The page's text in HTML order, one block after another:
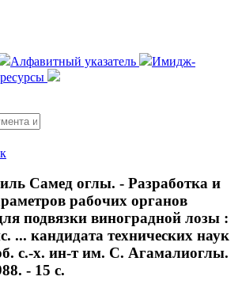
Алфавитный указатель
Имидж-
Самед оглы. - Разработка и
рабочих органов
подвязки виноградной лозы :
... кандидата технических наук
с.-х. ин-т им. С. Агамалиоглы.
- 15 с.